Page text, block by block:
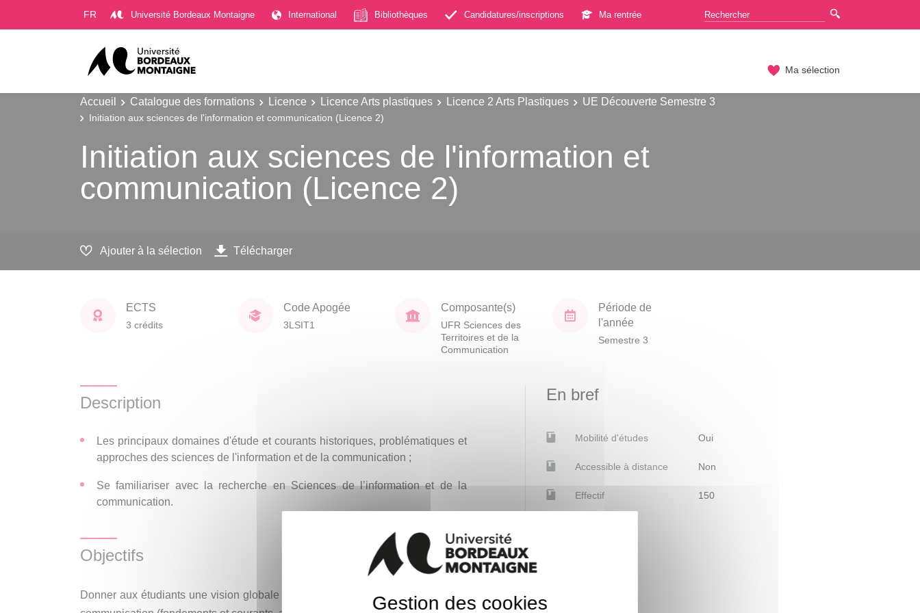
FR Université Bordeaux Montaigne International Bibliothèques Candidatures/inscriptions Ma rentrée
Ma sélection
Accueil Catalogue des formations Licence Licence Arts plastiques Licence 2 Arts Plastiques UE Découverte Semestre 3
Initiation aux sciences de l'information et communication (Licence 2)
Initiation aux sciences de l'information et
communication (Licence 2)
Ajouter à la sélection Télécharger
ECTS
3 crédits
Code Apogée
3LSIT1
Composante(s)
UFR Sciences des
Territoires et de la
Communication
Période de
l'année
Semestre 3
Description
Les principaux domaines d'étude et courants historiques, problématiques et
approches des sciences de l'information et de la communication ;
Se familiariser avec la recherche en Sciences de l’information et de la
communication.
Objectifs
Donner aux étudiants une vision globale des sciences de l’information et de la
En bref
Mobilité d'études Oui
Accessible à distance Non
Effectif 150
Gestion des cookies